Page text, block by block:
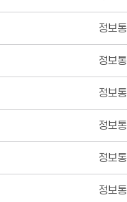
정보
정보
정보
정보
정보
정보